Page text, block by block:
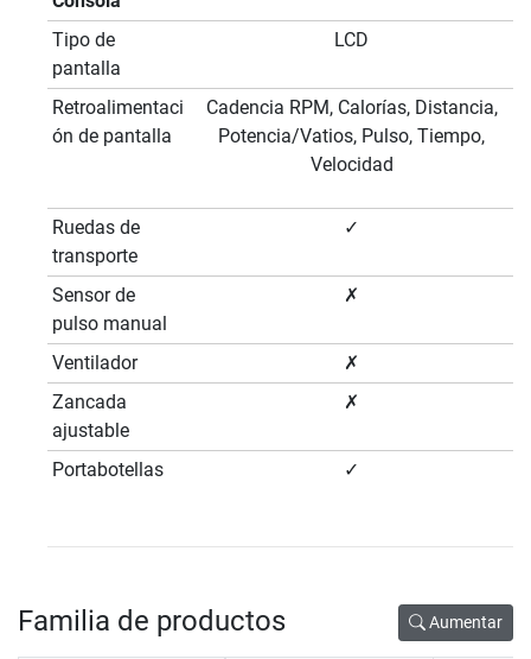
Tipo de
pantalla
LCD
Retroalimentaci
ón de pantalla
Cadencia RPM, Calorías, Distancia,
Potencia/Vatios, Pulso, Tiempo,
Velocidad
Ruedas de
transporte
✓
Sensor de
pulso manual
✗
Ventilador
✗
Zancada
ajustable
✗
Portabotellas ✓
Familia de productos Aumentar